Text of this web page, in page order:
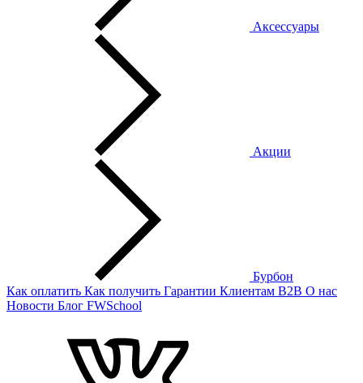
Аксессуары
Акции
Бурбон
Как оплатить Как получить Гарантии Клиентам B2B О нас
Новости Блог FWSchool